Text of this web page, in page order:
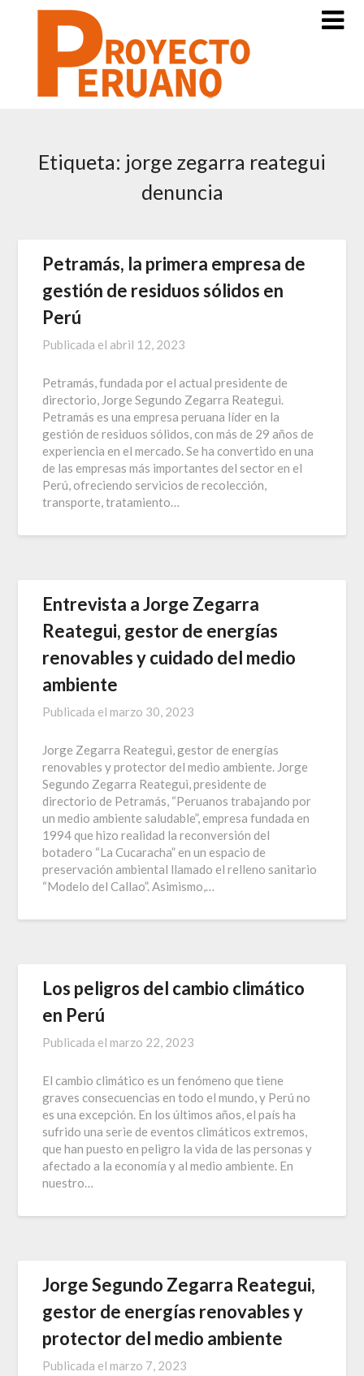
Etiqueta: jorge zegarra reategui
denuncia
Petramás, la primera empresa de
gestión de residuos sólidos en
Perú
Publicada el abril 12, 2023
Petramás, fundada por el actual presidente de
directorio, Jorge Segundo Zegarra Reategui.
Petramás es una empresa peruana líder en la
gestión de residuos sólidos, con más de 29 años de
experiencia en el mercado. Se ha convertido en una
de las empresas más importantes del sector en el
Perú, ofreciendo servicios de recolección,
transporte, tratamiento…
Entrevista a Jorge Zegarra
Reategui, gestor de energías
renovables y cuidado del medio
ambiente
Publicada el marzo 30, 2023
Jorge Zegarra Reategui, gestor de energías
renovables y protector del medio ambiente. Jorge
Segundo Zegarra Reategui, presidente de
directorio de Petramás, “Peruanos trabajando por
un medio ambiente saludable”, empresa fundada en
1994 que hizo realidad la reconversión del
botadero “La Cucaracha” en un espacio de
preservación ambiental llamado el relleno sanitario
“Modelo del Callao”. Asimismo,…
Los peligros del cambio climático
en Perú
Publicada el marzo 22, 2023
El cambio climático es un fenómeno que tiene
graves consecuencias en todo el mundo, y Perú no
es una excepción. En los últimos años, el país ha
sufrido una serie de eventos climáticos extremos,
que han puesto en peligro la vida de las personas y
afectado a la economía y al medio ambiente. En
nuestro…
Jorge Segundo Zegarra Reategui,
gestor de energías renovables y
protector del medio ambiente
Publicada el marzo 7, 2023